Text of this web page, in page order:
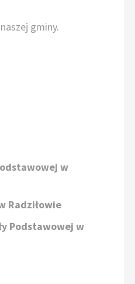
gminy.
w
Radziłowie
Podstawowej w